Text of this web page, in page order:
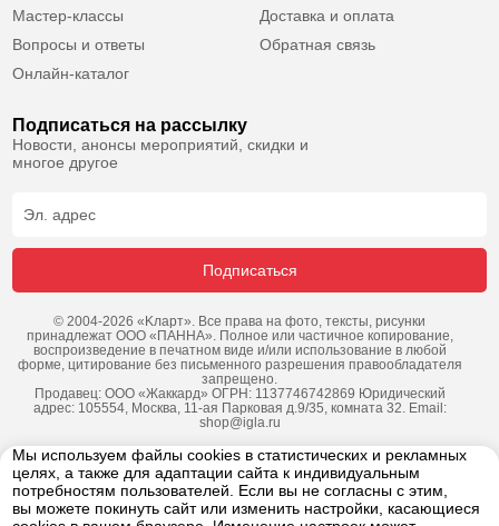
Подписаться на рассылку
Новости, анонсы мероприятий, скидки и
многое другое
Подписаться
Мастер-классы
Вопросы и ответы
Онлайн-каталог
Доставка и оплата
Обратная связь
© 2004-2026 «Kларт». Все права на фото, тексты, рисунки
принадлежат ООО «ПАННА». Полное или частичное копирование,
воспроизведение в печатном виде и/или использование в любой
форме, цитирование без письменного разрешения правообладателя
запрещено.
Продавец: ООО «Жаккард» ОГРН: 1137746742869 Юридический
адрес: 105554, Москва, 11-ая Парковая д.9/35, комната 32. Email:
shop@igla.ru
Политика в отношении интеллектуальной собственности
Мы используем файлы cookies в статистических и рекламных
целях, а также для адаптации сайта к индивидуальным
потребностям пользователей. Если вы не согласны с этим,
вы можете покинуть сайт или изменить настройки, касающиеся